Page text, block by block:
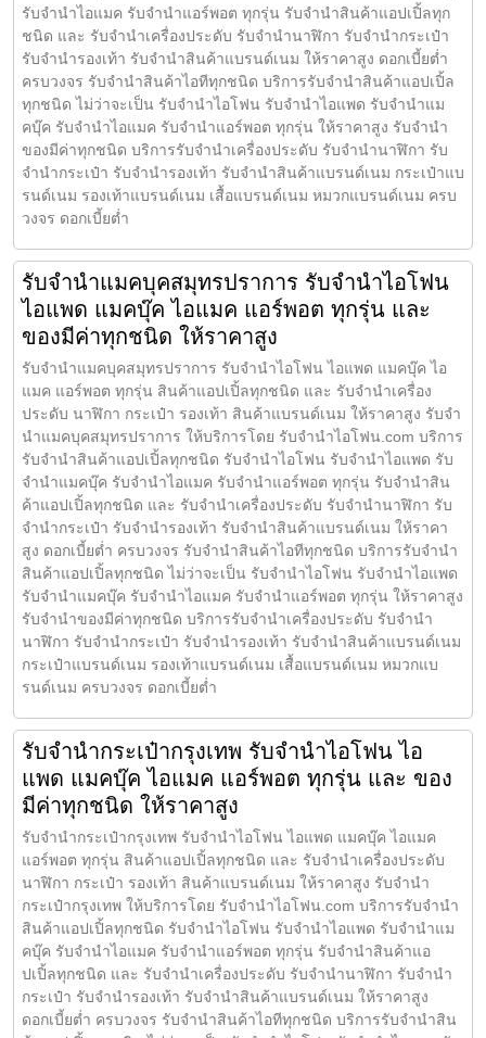
รับจำนำไอแมค รับจำนำแอร์พอต ทุกรุ่น รับจำนำสินค้าแอปเปิ้ลทุก
ชนิด และ รับจำนำเครื่องประดับ รับจำนำนาฬิกา รับจำนำกระเป๋า
รับจำนำรองเท้า รับจำนำสินค้าแบรนด์เนม ให้ราคาสูง ดอกเบี้ยต่ำ
ครบวงจร รับจำนำสินค้าไอทีทุกชนิด บริการรับจำนำสินค้าแอปเปิ้ล
ทุกชนิด ไม่ว่าจะเป็น รับจำนำไอโฟน รับจำนำไอแพด รับจำนำแม
คบุ๊ค รับจำนำไอแมค รับจำนำแอร์พอต ทุกรุ่น ให้ราคาสูง รับจำนำ
ของมีค่าทุกชนิด บริการรับจำนำเครื่องประดับ รับจำนำนาฬิกา รับ
จำนำกระเป๋า รับจำนำรองเท้า รับจำนำสินค้าแบรนด์เนม กระเป๋าแบ
รนด์เนม รองเท้าแบรนด์เนม เสื้อแบรนด์เนม หมวกแบรนด์เนม ครบ
วงจร ดอกเบี้ยต่ำ
รับจำนำแมคบุคสมุทรปราการ รับจำนำไอโฟน
ไอแพด แมคบุ๊ค ไอแมค แอร์พอต ทุกรุ่น และ
ของมีค่าทุกชนิด ให้ราคาสูง
รับจำนำแมคบุคสมุทรปราการ รับจำนำไอโฟน ไอแพด แมคบุ๊ค ไอ
แมค แอร์พอต ทุกรุ่น สินค้าแอปเปิ้ลทุกชนิด และ รับจำนำเครื่อง
ประดับ นาฬิกา กระเป๋า รองเท้า สินค้าแบรนด์เนม ให้ราคาสูง รับจำ
นำแมคบุคสมุทรปราการ ให้บริการโดย รับจํานําไอโฟน.com บริการ
รับจำนำสินค้าแอปเปิ้ลทุกชนิด รับจำนำไอโฟน รับจำนำไอแพด รับ
จำนำแมคบุ๊ค รับจำนำไอแมค รับจำนำแอร์พอต ทุกรุ่น รับจำนำสิน
ค้าแอปเปิ้ลทุกชนิด และ รับจำนำเครื่องประดับ รับจำนำนาฬิกา รับ
จำนำกระเป๋า รับจำนำรองเท้า รับจำนำสินค้าแบรนด์เนม ให้ราคา
สูง ดอกเบี้ยต่ำ ครบวงจร รับจำนำสินค้าไอทีทุกชนิด บริการรับจำนำ
สินค้าแอปเปิ้ลทุกชนิด ไม่ว่าจะเป็น รับจำนำไอโฟน รับจำนำไอแพด
รับจำนำแมคบุ๊ค รับจำนำไอแมค รับจำนำแอร์พอต ทุกรุ่น ให้ราคาสูง
รับจำนำของมีค่าทุกชนิด บริการรับจำนำเครื่องประดับ รับจำนำ
นาฬิกา รับจำนำกระเป๋า รับจำนำรองเท้า รับจำนำสินค้าแบรนด์เนม
กระเป๋าแบรนด์เนม รองเท้าแบรนด์เนม เสื้อแบรนด์เนม หมวกแบ
รนด์เนม ครบวงจร ดอกเบี้ยต่ำ
รับจำนำกระเป๋ากรุงเทพ รับจำนำไอโฟน ไอ
แพด แมคบุ๊ค ไอแมค แอร์พอต ทุกรุ่น และ ของ
มีค่าทุกชนิด ให้ราคาสูง
รับจำนำกระเป๋ากรุงเทพ รับจำนำไอโฟน ไอแพด แมคบุ๊ค ไอแมค
แอร์พอต ทุกรุ่น สินค้าแอปเปิ้ลทุกชนิด และ รับจำนำเครื่องประดับ
นาฬิกา กระเป๋า รองเท้า สินค้าแบรนด์เนม ให้ราคาสูง รับจำนำ
กระเป๋ากรุงเทพ ให้บริการโดย รับจํานําไอโฟน.com บริการรับจำนำ
สินค้าแอปเปิ้ลทุกชนิด รับจำนำไอโฟน รับจำนำไอแพด รับจำนำแม
คบุ๊ค รับจำนำไอแมค รับจำนำแอร์พอต ทุกรุ่น รับจำนำสินค้าแอ
ปเปิ้ลทุกชนิด และ รับจำนำเครื่องประดับ รับจำนำนาฬิกา รับจำนำ
กระเป๋า รับจำนำรองเท้า รับจำนำสินค้าแบรนด์เนม ให้ราคาสูง
ดอกเบี้ยต่ำ ครบวงจร รับจำนำสินค้าไอทีทุกชนิด บริการรับจำนำสิน